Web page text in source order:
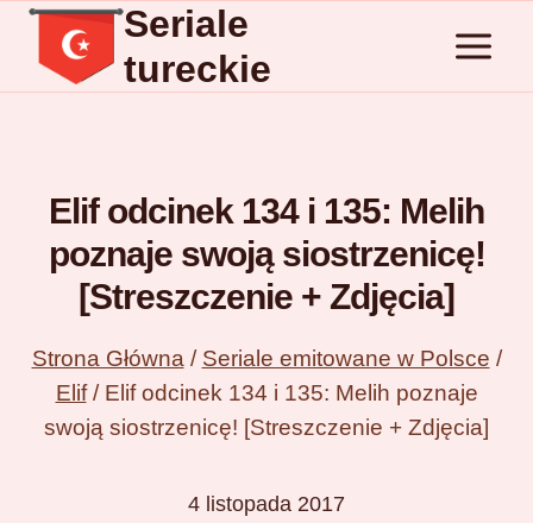
Przejdź
treści
Seriale
tureckie
Elif odcinek 134 i 135: Melih
poznaje swoją siostrzenicę!
[Streszczenie + Zdjęcia]
Strona Główna / Seriale emitowane w Polsce /
Elif / Elif odcinek 134 i 135: Melih poznaje
swoją siostrzenicę! [Streszczenie + Zdjęcia]
4 listopada 2017